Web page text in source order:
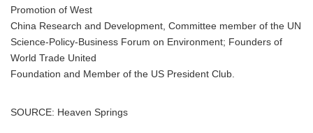
Promotion of West
China Research and Development, Committee member of the UN
Science-Policy-Business Forum on Environment; Founders of
World Trade United
Foundation and Member of the US President Club.
SOURCE: Heaven Springs